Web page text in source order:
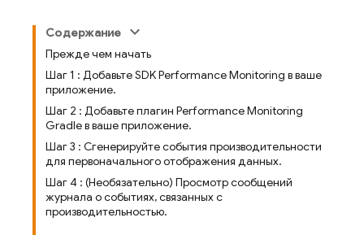
Содержание
Прежде чем начать
Шаг 1 : Добавьте SDK Performance Monitoring в ваше
приложение.
Шаг 2 : Добавьте плагин Performance Monitoring
Gradle в ваше приложение.
Шаг 3 : Сгенерируйте события производительности
для первоначального отображения данных.
Шаг 4 : (Необязательно) Просмотр сообщений
журнала о событиях, связанных с
производительностью.